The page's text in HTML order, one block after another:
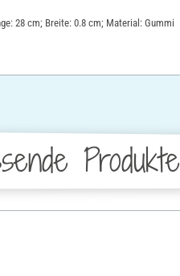
28 cm; Breite: 0.8 cm; Material: Gummi
Produkte